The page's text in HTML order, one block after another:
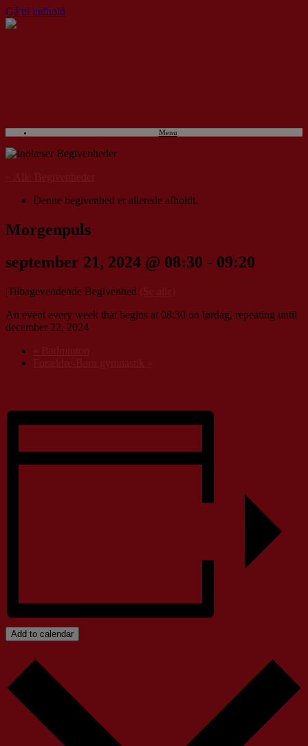
Gå til indhold
Menu
Denne begivenhed er allerede afholdt.
Morgenpuls
september 21, 2024 @ 08:30 - 09:20
|Tilbagevendende Begivenhed
An event every week that begins at 08:30 on lørdag, repeating until
december 22, 2024
Add to calendar